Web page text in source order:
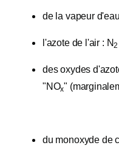
de la vapeur
l'azote de l'air : N2
des oxydes
"NOx"
du monoxyde de